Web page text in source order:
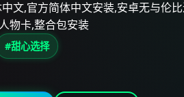
文,官方简体中文安装,安卓无与伦
物卡,整合包安装
#甜心选择